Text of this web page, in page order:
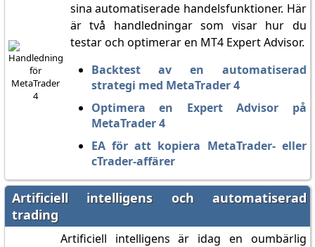
sina automatiserade handelsfunktioner. Här
är två handledningar som visar hur du
testar och optimerar en MT4 Expert Advisor.
Backtest av en automatiserad
strategi med MetaTrader 4
Optimera en Expert Advisor på
MetaTrader 4
EA för att kopiera MetaTrader- eller
cTrader-affärer
Artificiell intelligens och automatiserad
trading
Artificiell intelligens är idag en oumbärlig